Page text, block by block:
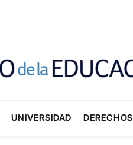
UNIVERSIDAD DERECHOS